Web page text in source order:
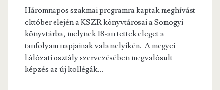
Háromnapos szakmai programra kaptak meghívást
október elején a KSZR könyvtárosai a Somogyi-
könyvtárba, melynek 18-an tettek eleget a
tanfolyam napjainak valamelyikén. A megyei
hálózati osztály szervezésében megvalósult
képzés az új kollégák…